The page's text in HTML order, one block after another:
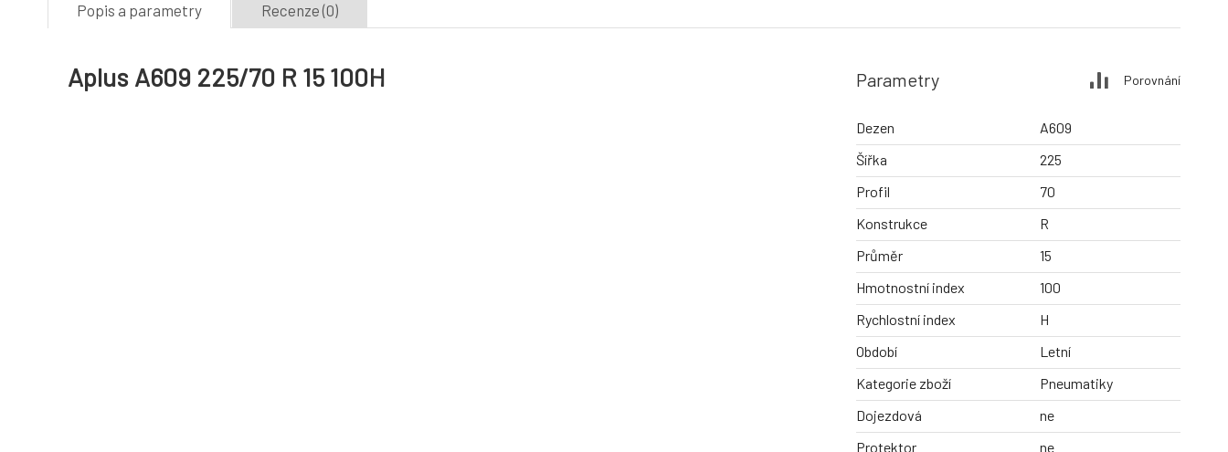
Popis a parametry Recenze (0)
Aplus A609 225/70 R 15 100H Parametry Porovnání
Dezen
A609
Šířka
225
Profil
70
Konstrukce
R
Průměr
15
Hmotnostní index
100
Rychlostní index
H
Období
Letní
Kategorie zboží
Pneumatiky
Dojezdová
ne
Protektor
ne